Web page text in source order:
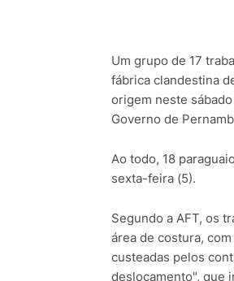
Um grupo de 17
fábrica clandestina
origem neste
Governo de
Ao todo, 18
sexta-feira (5).
Segundo a AFT, os
área de costura,
custeadas pelos
deslocamento", que